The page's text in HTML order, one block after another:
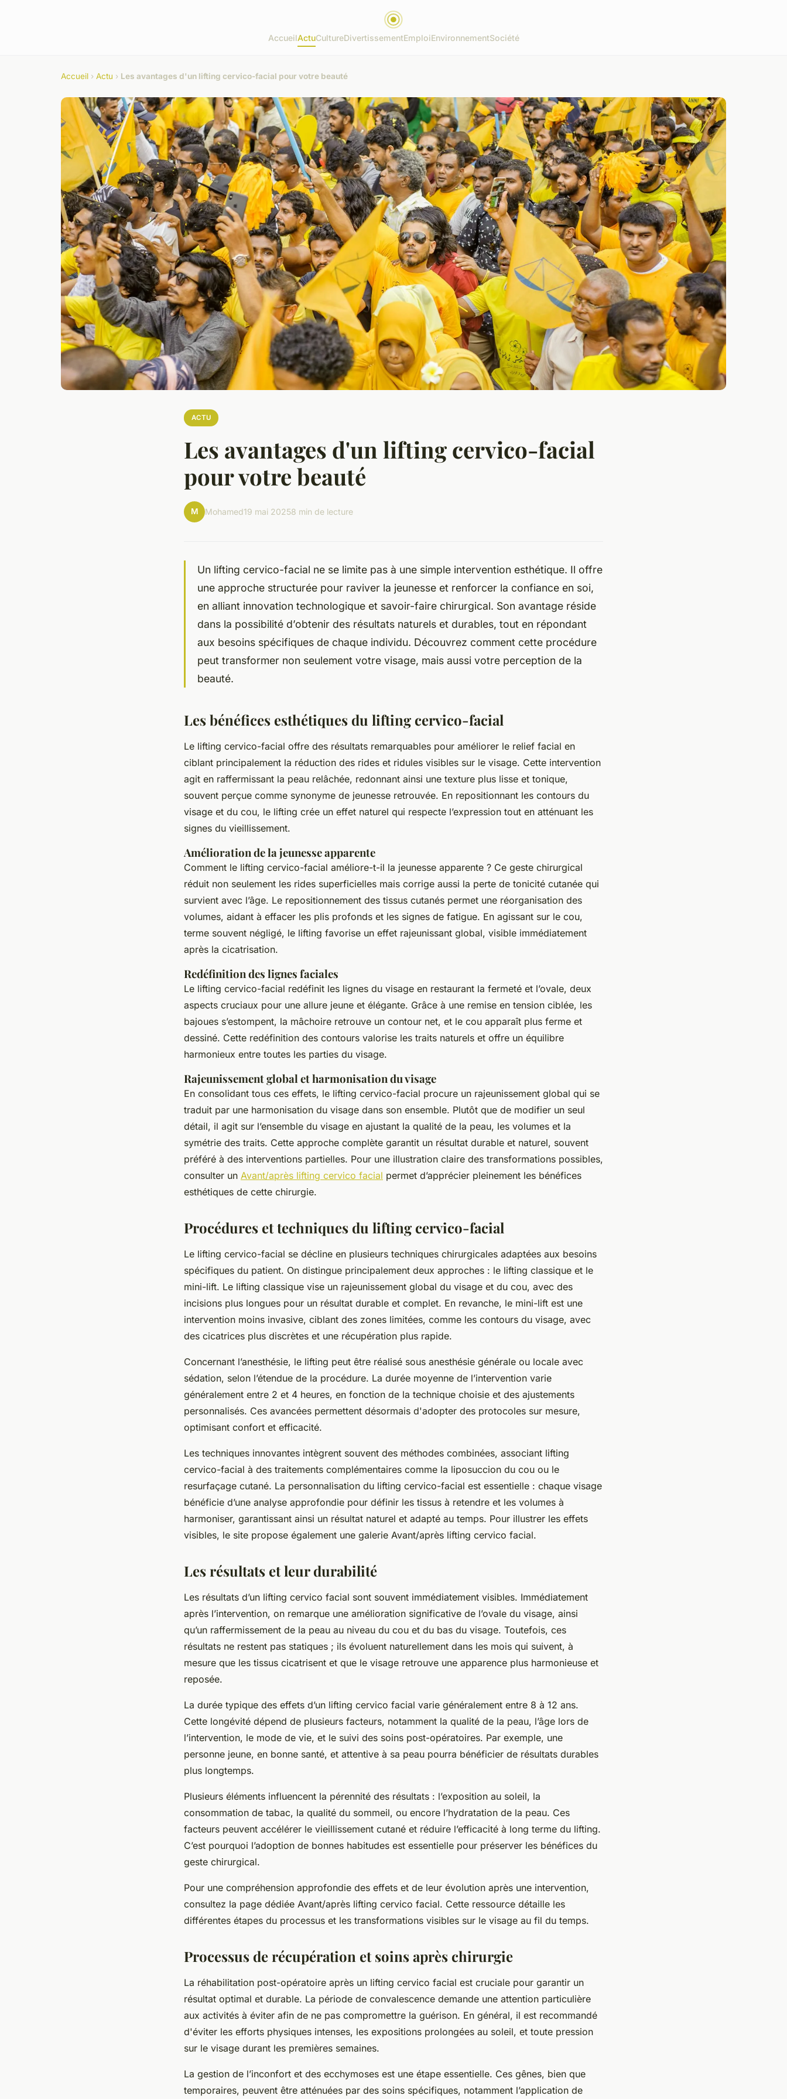
AccueilActuCultureDivertissementEmploiEnvironnementSociété
Accueil › Actu › Les avantages d'un lifting cervico-facial pour votre beauté
ACTU
Les avantages d'un lifting cervico-facial
pour votre beauté
M Mohamed19 mai 20258 min de lecture
Un lifting cervico-facial ne se limite pas à une simple intervention esthétique. Il offre
une approche structurée pour raviver la jeunesse et renforcer la confiance en soi,
en alliant innovation technologique et savoir-faire chirurgical. Son avantage réside
dans la possibilité d’obtenir des résultats naturels et durables, tout en répondant
aux besoins spécifiques de chaque individu. Découvrez comment cette procédure
peut transformer non seulement votre visage, mais aussi votre perception de la
beauté.
Les bénéfices esthétiques du lifting cervico-facial
Le lifting cervico-facial offre des résultats remarquables pour améliorer le relief facial en
ciblant principalement la réduction des rides et ridules visibles sur le visage. Cette intervention
agit en raffermissant la peau relâchée, redonnant ainsi une texture plus lisse et tonique,
souvent perçue comme synonyme de jeunesse retrouvée. En repositionnant les contours du
visage et du cou, le lifting crée un effet naturel qui respecte l’expression tout en atténuant les
signes du vieillissement.
Amélioration de la jeunesse apparente
Comment le lifting cervico-facial améliore-t-il la jeunesse apparente ? Ce geste chirurgical
réduit non seulement les rides superficielles mais corrige aussi la perte de tonicité cutanée qui
survient avec l’âge. Le repositionnement des tissus cutanés permet une réorganisation des
volumes, aidant à effacer les plis profonds et les signes de fatigue. En agissant sur le cou,
terme souvent négligé, le lifting favorise un effet rajeunissant global, visible immédiatement
après la cicatrisation.
Redéfinition des lignes faciales
Le lifting cervico-facial redéfinit les lignes du visage en restaurant la fermeté et l’ovale, deux
aspects cruciaux pour une allure jeune et élégante. Grâce à une remise en tension ciblée, les
bajoues s’estompent, la mâchoire retrouve un contour net, et le cou apparaît plus ferme et
dessiné. Cette redéfinition des contours valorise les traits naturels et offre un équilibre
harmonieux entre toutes les parties du visage.
Rajeunissement global et harmonisation du visage
En consolidant tous ces effets, le lifting cervico-facial procure un rajeunissement global qui se
traduit par une harmonisation du visage dans son ensemble. Plutôt que de modifier un seul
détail, il agit sur l’ensemble du visage en ajustant la qualité de la peau, les volumes et la
symétrie des traits. Cette approche complète garantit un résultat durable et naturel, souvent
préféré à des interventions partielles. Pour une illustration claire des transformations possibles,
consulter un Avant/après lifting cervico facial permet d’apprécier pleinement les bénéfices
esthétiques de cette chirurgie.
Procédures et techniques du lifting cervico-facial
Le lifting cervico-facial se décline en plusieurs techniques chirurgicales adaptées aux besoins
spécifiques du patient. On distingue principalement deux approches : le lifting classique et le
mini-lift. Le lifting classique vise un rajeunissement global du visage et du cou, avec des
incisions plus longues pour un résultat durable et complet. En revanche, le mini-lift est une
intervention moins invasive, ciblant des zones limitées, comme les contours du visage, avec
des cicatrices plus discrètes et une récupération plus rapide.
Concernant l’anesthésie, le lifting peut être réalisé sous anesthésie générale ou locale avec
sédation, selon l’étendue de la procédure. La durée moyenne de l’intervention varie
généralement entre 2 et 4 heures, en fonction de la technique choisie et des ajustements
personnalisés. Ces avancées permettent désormais d'adopter des protocoles sur mesure,
optimisant confort et efficacité.
Les techniques innovantes intègrent souvent des méthodes combinées, associant lifting
cervico-facial à des traitements complémentaires comme la liposuccion du cou ou le
resurfaçage cutané. La personnalisation du lifting cervico-facial est essentielle : chaque visage
bénéficie d’une analyse approfondie pour définir les tissus à retendre et les volumes à
harmoniser, garantissant ainsi un résultat naturel et adapté au temps. Pour illustrer les effets
visibles, le site propose également une galerie Avant/après lifting cervico facial.
Les résultats et leur durabilité
Les résultats d’un lifting cervico facial sont souvent immédiatement visibles. Immédiatement
après l’intervention, on remarque une amélioration significative de l’ovale du visage, ainsi
qu’un raffermissement de la peau au niveau du cou et du bas du visage. Toutefois, ces
résultats ne restent pas statiques ; ils évoluent naturellement dans les mois qui suivent, à
mesure que les tissus cicatrisent et que le visage retrouve une apparence plus harmonieuse et
reposée.
La durée typique des effets d’un lifting cervico facial varie généralement entre 8 à 12 ans.
Cette longévité dépend de plusieurs facteurs, notamment la qualité de la peau, l’âge lors de
l’intervention, le mode de vie, et le suivi des soins post-opératoires. Par exemple, une
personne jeune, en bonne santé, et attentive à sa peau pourra bénéficier de résultats durables
plus longtemps.
Plusieurs éléments influencent la pérennité des résultats : l’exposition au soleil, la
consommation de tabac, la qualité du sommeil, ou encore l’hydratation de la peau. Ces
facteurs peuvent accélérer le vieillissement cutané et réduire l’efficacité à long terme du lifting.
C’est pourquoi l’adoption de bonnes habitudes est essentielle pour préserver les bénéfices du
geste chirurgical.
Pour une compréhension approfondie des effets et de leur évolution après une intervention,
consultez la page dédiée Avant/après lifting cervico facial. Cette ressource détaille les
différentes étapes du processus et les transformations visibles sur le visage au fil du temps.
Processus de récupération et soins après chirurgie
La réhabilitation post-opératoire après un lifting cervico facial est cruciale pour garantir un
résultat optimal et durable. La période de convalescence demande une attention particulière
aux activités à éviter afin de ne pas compromettre la guérison. En général, il est recommandé
d'éviter les efforts physiques intenses, les expositions prolongées au soleil, et toute pression
sur le visage durant les premières semaines.
La gestion de l’inconfort et des ecchymoses est une étape essentielle. Ces gênes, bien que
temporaires, peuvent être atténuées par des soins spécifiques, notamment l’application de